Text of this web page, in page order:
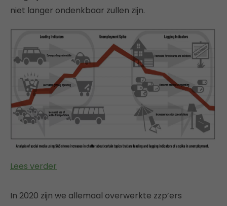
niet langer ondenkbaar zullen zijn.
Lees verder
In 2020 zijn we allemaal overwerkte zzp’ers